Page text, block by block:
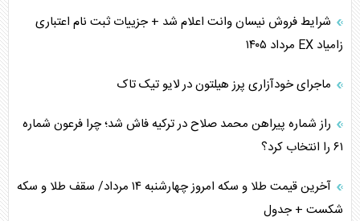
همسویی عربستان با سنتکام علیه متحدان ایران
شرایط فروش نیسان وانت اعلام شد + جزییات ثبت نام اعتباری
زامیاد EX مرداد ۱۴۰۵
ماجرای خودآزاری پرز هیلتون در لایو تیک تاک
راز شماره پیراهن محمد صلاح در ترکیه فاش شد؛ چرا فرعون شماره
۶۱ را انتخاب کرد؟
آخرین قیمت طلا و سکه امروز چهارشنبه ۱۴ مرداد/ سقف طلا و سکه
شکست + جدول